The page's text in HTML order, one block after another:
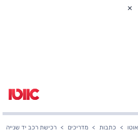
אוטו כתבות מדריכים רכישת רכב יד שנייה